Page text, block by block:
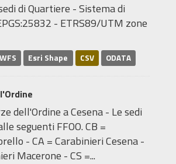
di Quartiere - Sistema di
- ETRS89/UTM zone
WFS Esri Shape CSV ODATA
dell'Ordine a Cesena - Le sedi
seguenti FFOO. CB =
- CA = Carabinieri Cesena -
Macerone - CS =...